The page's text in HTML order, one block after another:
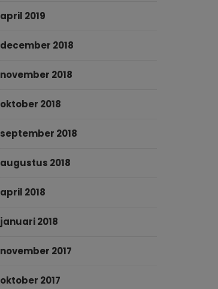
april 2019
december 2018
november 2018
oktober 2018
september 2018
augustus 2018
april 2018
januari 2018
november 2017
oktober 2017